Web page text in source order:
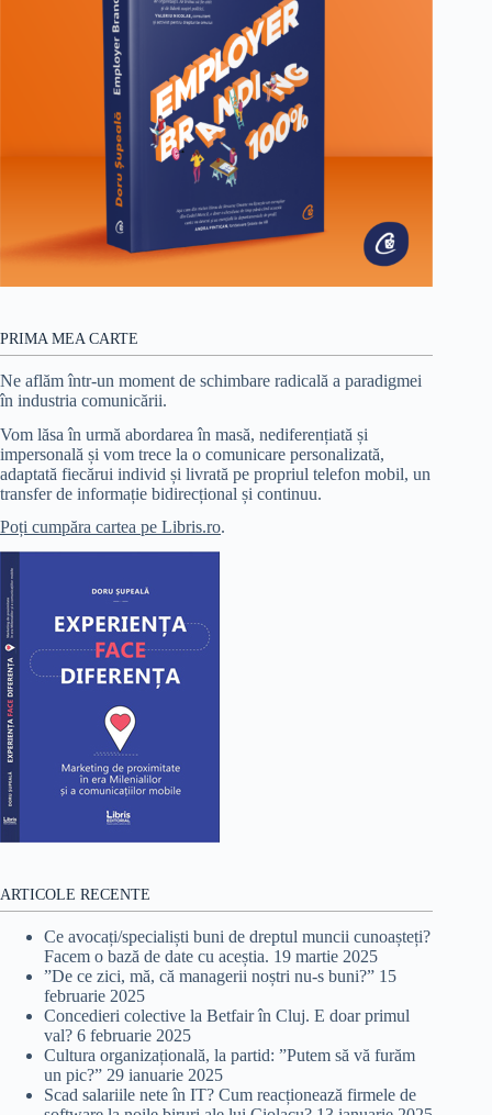
PRIMA MEA CARTE
Ne aflăm într-un moment de schimbare radicală a paradigmei
în industria comunicării.
Vom lăsa în urmă abordarea în masă, nediferențiată și
impersonală și vom trece la o comunicare personalizată,
adaptată fiecărui individ și livrată pe propriul telefon mobil, un
transfer de informație bidirecțional și continuu.
Poți cumpăra cartea pe Libris.ro.
ARTICOLE RECENTE
Ce avocați/specialiști buni de dreptul muncii cunoașteți?
Facem o bază de date cu aceștia. 19 martie 2025
”De ce zici, mă, că managerii noștri nu-s buni?” 15
februarie 2025
Concedieri colective la Betfair în Cluj. E doar primul
val? 6 februarie 2025
Cultura organizațională, la partid: ”Putem să vă furăm
un pic?” 29 ianuarie 2025
Scad salariile nete în IT? Cum reacționează firmele de